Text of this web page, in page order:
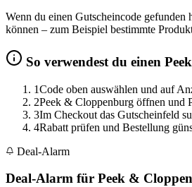
Wenn du einen Gutscheincode
können – zum Beispiel bestimmte
So verwendest du einen
1Code oben auswählen und auf
2Peek & Cloppenburg öffnen und
3Im Checkout das Gutscheinfeld
4Rabatt prüfen und Bestellung
Deal-Alarm
Deal-Alarm für Peek &